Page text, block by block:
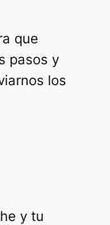
que
pasos y
los
y tu